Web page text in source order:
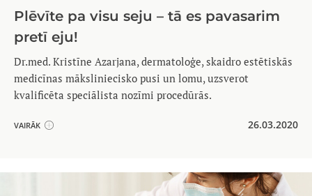
Plēvīte pa visu seju – tā es pavasarim
pretī eju!
Dr.med. Kristīne Azarjana, dermatoloģe, skaidro estētiskās
medicīnas māksliniecisko pusi un lomu, uzsverot
kvalificēta speciālista nozīmi procedūrās.
VAIRĀK 26.03.2020